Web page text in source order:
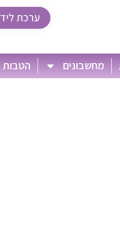
ערכת
מחשבונים הטבות